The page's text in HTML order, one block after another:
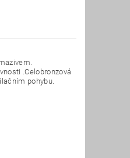
.Celobronzová
pohybu.